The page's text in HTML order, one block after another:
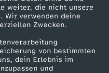
weiter, die nicht unsere
Wir verwenden deine
Zwecken.
von bestimmten
dein Erlebnis im
und
Kontakt zum ZDF
Tickets
Zuschauerservice
Hilfe